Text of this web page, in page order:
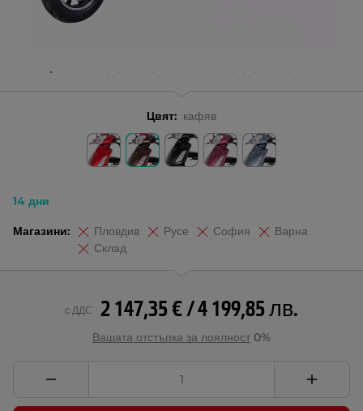
Цвят: кафяв
14 дни
Магазини: Пловдив Русе София
Варна
Склад
2 147,35 € / 4 199,85 лв.
с ДДС
Вашата отстъпка за лоялност 0%